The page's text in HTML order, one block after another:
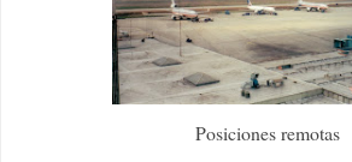
Posiciones remotas